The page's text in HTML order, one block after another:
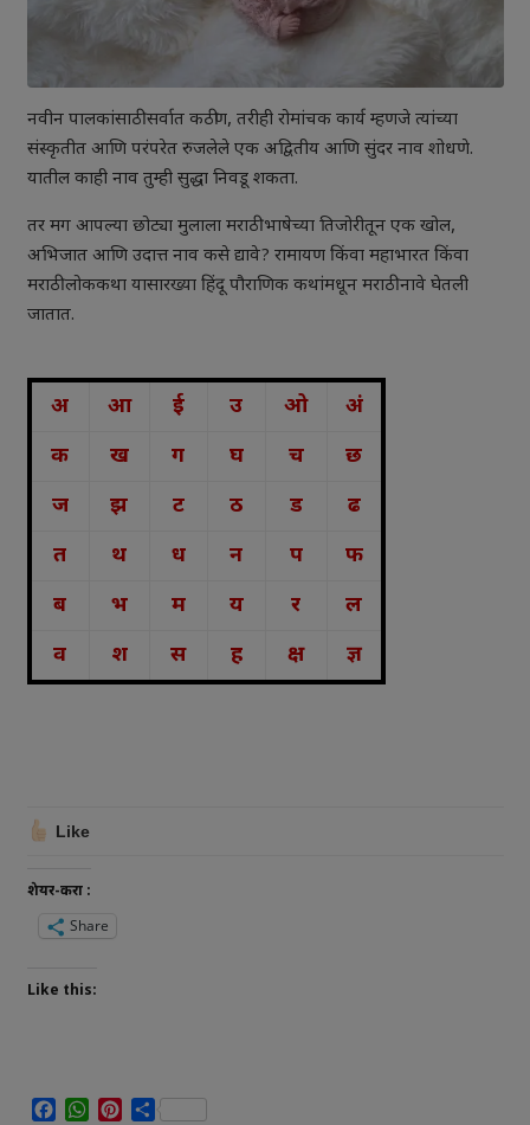
नवीन पालकांसाठी सर्वात कठीण, तरीही रोमांचक कार्य म्हणजे त्यांच्या
संस्कृतीत आणि परंपरेत रुजलेले एक अद्वितीय आणि सुंदर नाव शोधणे.
यातील काही नाव तुम्ही सुद्धा निवडू शकता.
तर मग आपल्या छोट्या मुलाला मराठी भाषेच्या तिजोरीतून एक खोल,
अभिजात आणि उदात्त नाव कसे द्यावे? रामायण किंवा महाभारत किंवा
मराठी लोककथा यासारख्या हिंदू पौराणिक कथांमधून मराठी नावे घेतली
जातात.
अ आ ई उ ओ
अं
क
ख ग घ च
छ
ज
झ ट ठ ड
ढ
त
थ ध न प
फ
ब
भ म य र
ल
व
श स ह क्ष ज्ञ
Like
शेयर-करा :
Share
Like this:
Facebook
WhatsApp
Pinterest
Share